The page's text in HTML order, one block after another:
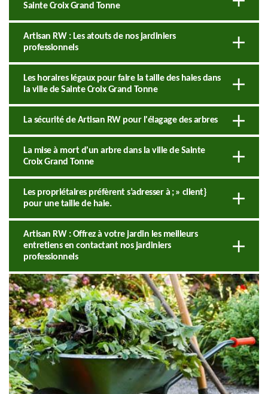
Sainte Croix Grand Tonne
Artisan RW : Les atouts de nos jardiniers
professionnels
Les horaires légaux pour faire la taille des haies dans
la ville de Sainte Croix Grand Tonne
La sécurité de Artisan RW pour l'élagage des arbres
La mise à mort d'un arbre dans la ville de Sainte
Croix Grand Tonne
Les propriétaires préfèrent s’adresser à ; » client}
pour une taille de haie.
Artisan RW : Offrez à votre jardin les meilleurs
entretiens en contactant nos jardiniers
professionnels